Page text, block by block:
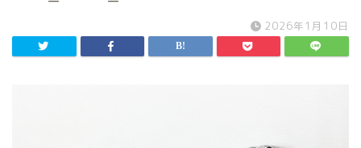
2026年1月10日